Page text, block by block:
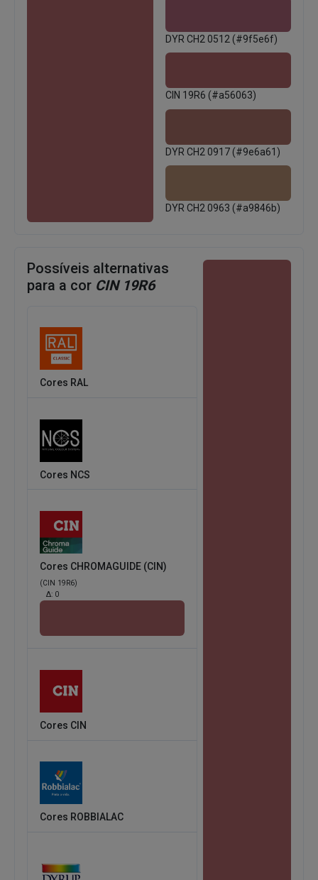
DYR CH2 0512 (#9f5e6f)
CIN 19R6 (#a56063)
DYR CH2 0917 (#9e6a61)
DYR CH2 0963 (#a9846b)
Possíveis alternativas
para a cor CIN 19R6
Cores RAL
Cores NCS
Cores CHROMAGUIDE (CIN)
(CIN 19R6)
Δ: 0
Cores CIN
Cores ROBBIALAC